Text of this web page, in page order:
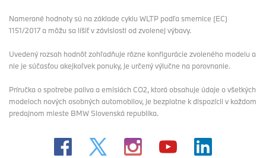
Namerané hodnoty sú na základe cyklu WLTP podľa smernice (EC)
1151/2017 a môžu sa líšiť v závislosti od zvolenej výbavy.
Uvedený rozsah hodnôt zohľadňuje rôzne konfigurácie zvoleného modelu a
nie je súčasťou akejkoľvek ponuky, je určený výlučne na porovnanie.
Príručka o spotrebe paliva a emisiách CO2, ktorá obsahuje údaje o všetkých
modeloch nových osobných automobilov, je bezplatne k dispozícii v každom
predajnom mieste BMW Slovenská republika.